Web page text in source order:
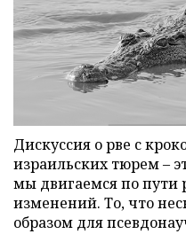
Дискуссия о рве с
израильских тюрем –
мы двигаемся по
изменений. То, что
образом для